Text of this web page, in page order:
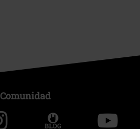
Comunidad